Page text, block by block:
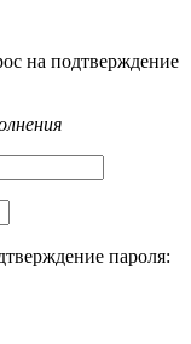
на подтверждение
пароля: